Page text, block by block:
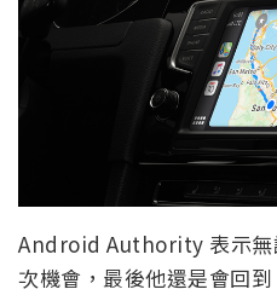
Android Authority 表示
次機會，最後他還是會回